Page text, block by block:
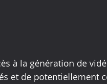
à la génération de
et de potentiellement